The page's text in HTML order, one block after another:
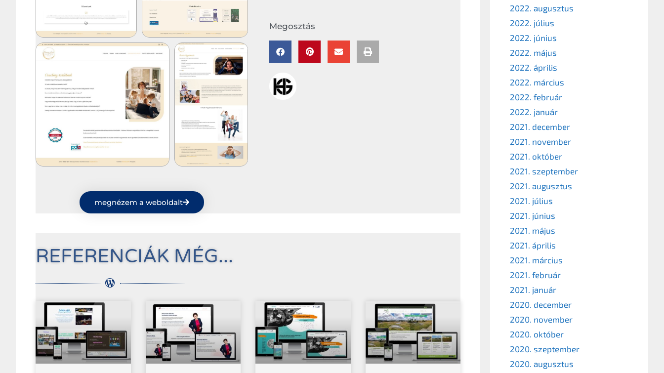
megnézem a weboldalt
Megosztás
REFERENCIÁK MÉG...
2022. augusztus
2022. július
2022. június
2022. május
2022. április
2022. március
2022. február
2022. január
2021. december
2021. november
2021. október
2021. szeptember
2021. augusztus
2021. július
2021. június
2021. május
2021. április
2021. március
2021. február
2021. január
2020. december
2020. november
2020. október
2020. szeptember
2020. augusztus